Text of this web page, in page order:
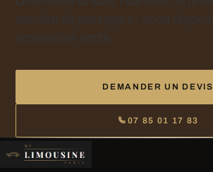
DEMANDER UN DEVIS
07 85 01 17 83